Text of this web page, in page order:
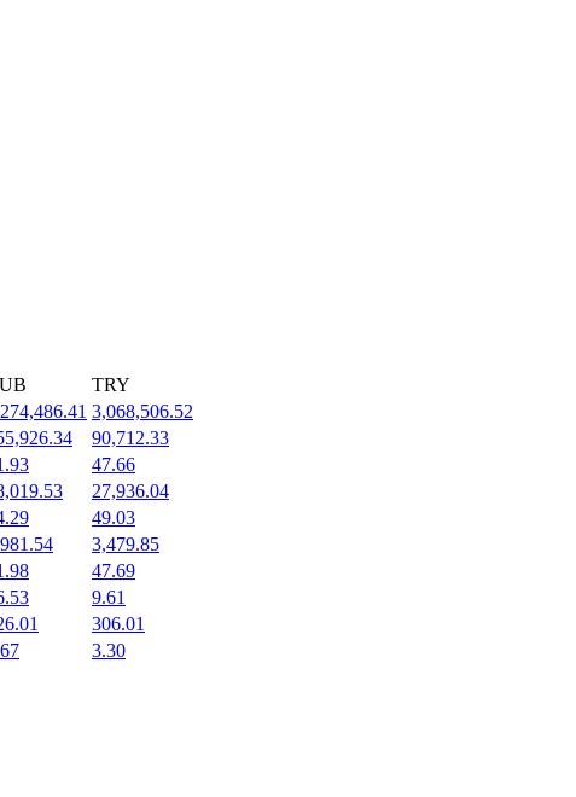
TRY
3,068,506.52
90,712.33
47.66
27,936.04
49.03
3,479.85
47.69
9.61
306.01
3.30